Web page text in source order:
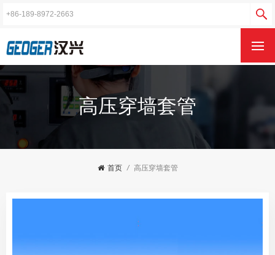
高压穿墙套管
首页 / 高压穿墙套管